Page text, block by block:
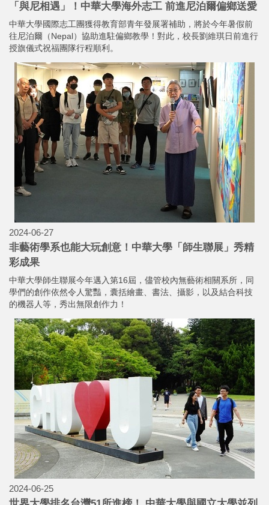
「與尼相遇」！中華大學海外志工 前進尼泊爾偏鄉送愛
中華大學國際志工團獲得教育部青年發展署補助，將於今年暑假前
往尼泊爾（Nepal）協助進駐偏鄉教學！對此，校長劉維琪日前進行
授旗儀式祝福團隊行程順利。
2024-06-27
非藝術學系也能大玩創意！中華大學「師生聯展」秀精
彩成果
中華大學師生聯展今年邁入第16屆，儘管校內無藝術相關系所，同
學們的創作依然令人驚豔，囊括繪畫、書法、攝影，以及結合科技
的機器人等，秀出無限創作力！
2024-06-25